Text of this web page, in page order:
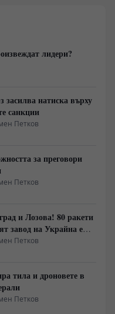
лидери?
натиска върху
санкции
Петков
за преговори
Петков
и Лозова! 80 ракети
завод на Украйна е
„западни
Петков
тила и дроновете в
Петков